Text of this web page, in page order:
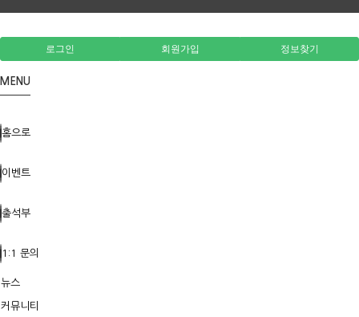
로그인 회원가입 정보찾기
MENU
홈으로
이벤트
출석부
1:1 문의
뉴스
커뮤니티